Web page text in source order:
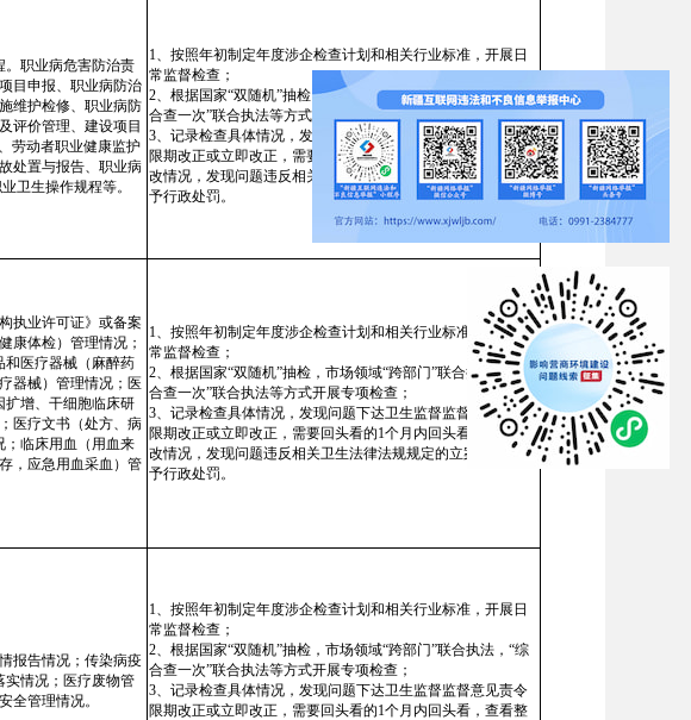
。职业病危害防治责
目申报、职业病防治
维护检修、职业病防
评价管理、建设项目
劳动者职业健康监护
处置与报告、职业病
卫生操作规程等。
1、按照年初制定年度涉企检查计划和相关行业标准，开展日
常监督检查；
2、根据国家“双随机”抽检，市场领域“跨部门”联合执法，“综
合查一次”联合执法等方式开展专项检查；
3、记录检查具体情况，发现问题下达卫生监督监督意见责令
限期改正或立即改正，需要回头看的1个月内回头看，查看整
改情况，发现问题违反相关卫生法律法规规定的立案查处，给
予行政处罚。
执业许可证》或备案
康体检）管理情况；
和医疗器械（麻醉药
器械）管理情况；医
扩增、干细胞临床研
医疗文书（处方、病
；临床用血（用血来
，应急用血采血）管
1、按照年初制定年度涉企检查计划和相关行业标准，开展日
常监督检查；
2、根据国家“双随机”抽检，市场领域“跨部门”联合执法，“综
合查一次”联合执法等方式开展专项检查；
3、记录检查具体情况，发现问题下达卫生监督监督意见责令
限期改正或立即改正，需要回头看的1个月内回头看，查看整
改情况，发现问题违反相关卫生法律法规规定的立案查处，给
予行政处罚。
报告情况；传染病疫
实情况；医疗废物管
全管理情况。
1、按照年初制定年度涉企检查计划和相关行业标准，开展日
常监督检查；
2、根据国家“双随机”抽检，市场领域“跨部门”联合执法，“综
合查一次”联合执法等方式开展专项检查；
3、记录检查具体情况，发现问题下达卫生监督监督意见责令
限期改正或立即改正，需要回头看的1个月内回头看，查看整